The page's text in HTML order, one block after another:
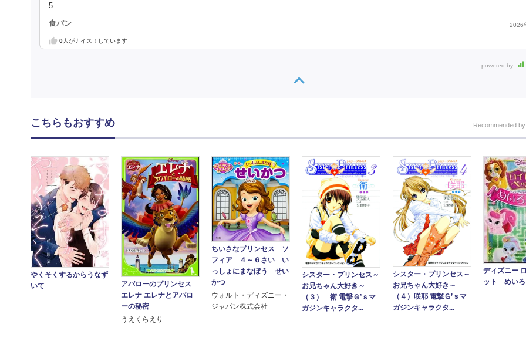
5
食パン 2026
0人がナイス！しています
powered by
こちらもおすすめ Recommended by
やくそくするからうなず
いて
アバローのプリンセス
エレナ エレナとアバロ
ーの秘密
うえくらえり
ちいさなプリンセス ソ
フィア ４～６さい い
っしょにまなぼう せい
かつ
ウォルト・ディズニー・
ジャパン株式会社
シスター・プリンセス～
お兄ちゃん大好き～
（３） 衛 電撃Ｇ’ｓマ
ガジンキャラクタ...
シスター・プリンセス～
お兄ちゃん大好き～
（４）咲耶 電撃Ｇ’ｓマ
ガジンキャラクタ...
ディズニー
ット めいろ